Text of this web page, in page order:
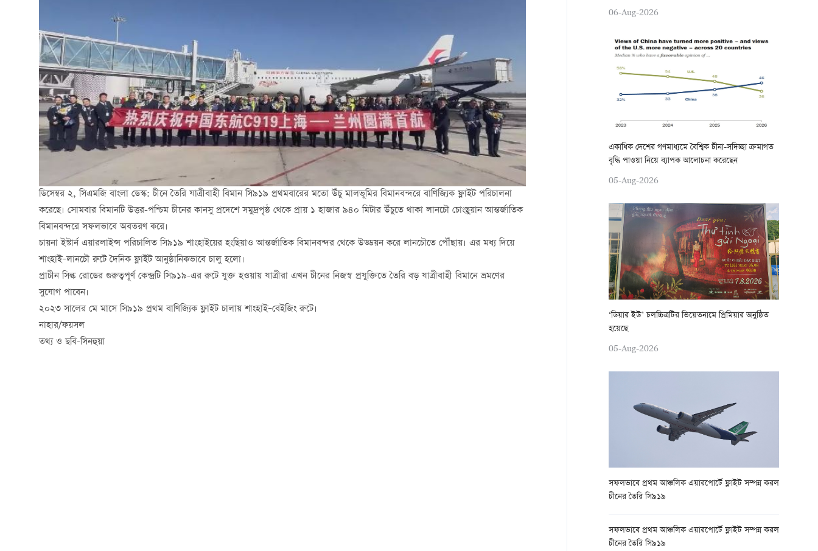
ডিসেম্বর ২, সিএমজি বাংলা ডেস্ক: চীনে তৈরি যাত্রীবাহী বিমান সি৯১৯ প্রথমবারের মতো উঁচু মালভূমির বিমানবন্দরে বাণিজ্যিক ফ্লাইট পরিচালনা
করেছে। সোমবার বিমানটি উত্তর-পশ্চিম চীনের কানসু প্রদেশে সমুদ্রপৃষ্ঠ থেকে প্রায় ১ হাজার ৯৪০ মিটার উঁচুতে থাকা লানচৌ চোংছুয়ান আন্তর্জাতিক
বিমানবন্দরে সফলভাবে অবতরণ করে।
চায়না ইস্টার্ন এয়ারলাইন্স পরিচালিত সি৯১৯ শাংহাইয়ের হংছিয়াও আন্তর্জাতিক বিমানবন্দর থেকে উড্ডয়ন করে লানচৌতে পৌঁছায়। এর মধ্য দিয়ে
শাংহাই–লানচৌ রুটে দৈনিক ফ্লাইট আনুষ্ঠানিকভাবে চালু হলো।
প্রাচীন সিল্ক রোডের গুরুত্বপূর্ণ কেন্দ্রটি সি৯১৯-এর রুটে যুক্ত হওয়ায় যাত্রীরা এখন চীনের নিজস্ব প্রযুক্তিতে তৈরি বড় যাত্রীবাহী বিমানে ভ্রমণের
সুযোগ পাবেন।
২০২৩ সালের মে মাসে সি৯১৯ প্রথম বাণিজ্যিক ফ্লাইট চালায় শাংহাই–বেইজিং রুটে।
নাহার/ফয়সল
তথ্য ও ছবি-সিনহুয়া
06-Aug-2026
একাধিক দেশের গণমাধ্যমে বৈশ্বিক চীনা-সদিচ্ছা ক্রমাগত
বৃদ্ধি পাওয়া নিয়ে ব্যাপক আলোচনা করেছেন
05-Aug-2026
‘ডিয়ার ইউ’ চলচ্চিত্রটির ভিয়েতনামে প্রিমিয়ার অনুষ্ঠিত
হয়েছে
05-Aug-2026
সফলভাবে প্রথম আঞ্চলিক এয়ারপোর্টে ফ্লাইট সম্পন্ন করল
চীনের তৈরি সি৯১৯
সফলভাবে প্রথম আঞ্চলিক এয়ারপোর্টে ফ্লাইট সম্পন্ন করল
চীনের তৈরি সি৯১৯